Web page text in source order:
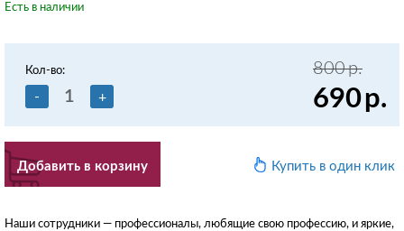
Есть в наличии
Кол-во:
- +
Добавить в корзину
800р.
690р.
Купить в один клик
Наши сотрудники — профессионалы, любящие свою профессию, и яркие,